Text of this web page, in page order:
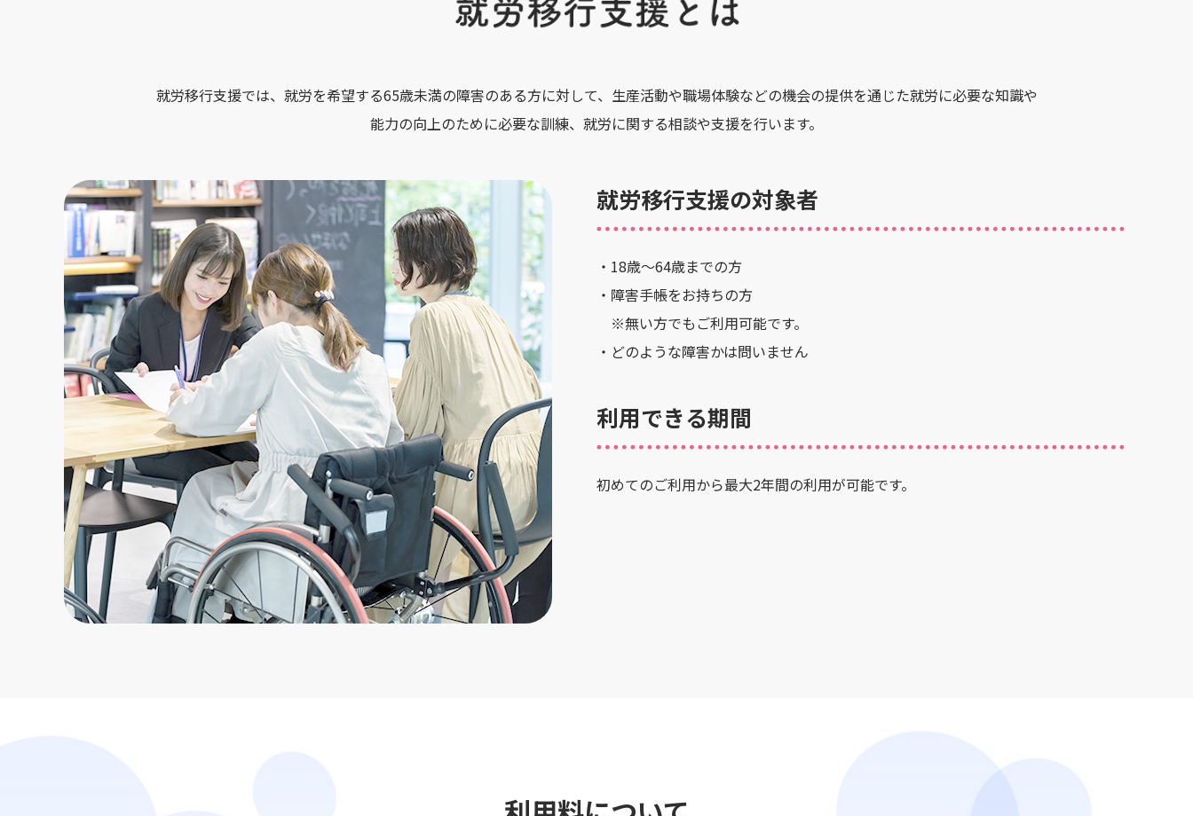
就労移行支援では、就労を希望する65歳未満の障害のある方に対して、生産活動や職場体験などの機会の提供を通じた就労に必要な知識や
能力の向上のために必要な訓練、就労に関する相談や支援を行います。
就労移行支援の対象者
・18歳～64歳までの方
・障害手帳をお持ちの方
※無い方でもご利用可能です。
・どのような障害かは問いません
利用できる期間
初めてのご利用から最大2年間の利用が可能です。